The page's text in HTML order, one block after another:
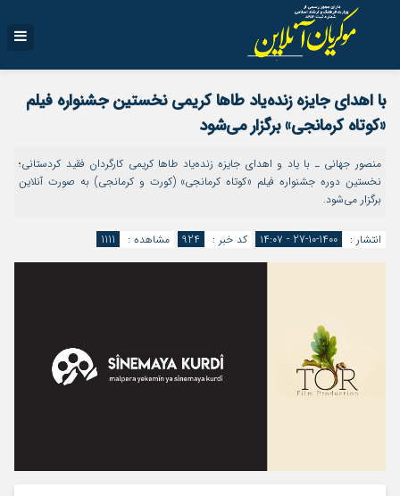
با اهدای جایزه زنده‌یاد طاها کریمی نخستین جشنواره فیلم
«کوتاه کرمانجی» برگزار می‌‌شود
منصور جهانی ـ با یاد و اهدای جایزه زنده‌یاد طاها کریمی کارگردان فقید کردستانی؛
نخستین دوره جشنواره فیلم «کوتاه کرمانجی» (کورت و کرمانجی) به صورت آنلاین
برگزار می‌‌شود.
انتشار : 1400-10-27 - ۱۴:۰۷ کد خبر : 924 مشاهده : 1111